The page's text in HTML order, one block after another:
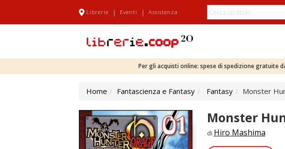
Librerie | Eventi | Assistenza
Per gli acquisti online: spese di spedizione gratuite
Home Fantascienza e Fantasy Fantasy Monster
Monster
di Hiro Mashima